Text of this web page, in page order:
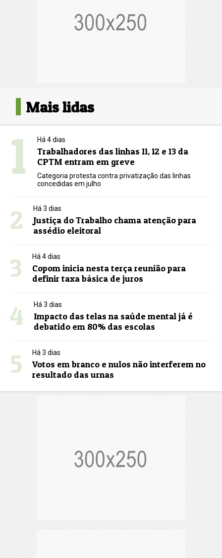
Mais lidas
1 Há 4 dias
Trabalhadores das linhas 11, 12 e 13 da
CPTM entram em greve
Categoria protesta contra privatização das linhas
concedidas em julho
2 Há 3 dias
Justiça do Trabalho chama atenção para
assédio eleitoral
3 Há 4 dias
Copom inicia nesta terça reunião para
definir taxa básica de juros
4 Há 3 dias
Impacto das telas na saúde mental já é
debatido em 80% das escolas
5 Há 3 dias
Votos em branco e nulos não interferem no
resultado das urnas